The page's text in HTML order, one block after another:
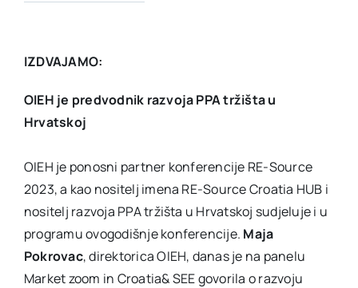
IZDVAJAMO:
OIEH je predvodnik razvoja PPA tržišta u
Hrvatskoj
OIEH je ponosni partner konferencije RE-Source
2023, a kao nositelj imena RE-Source Croatia HUB i
nositelj razvoja PPA tržišta u Hrvatskoj sudjeluje i u
programu ovogodišnje konferencije. Maja
Pokrovac, direktorica OIEH, danas je na panelu
Market zoom in Croatia& SEE govorila o razvoju